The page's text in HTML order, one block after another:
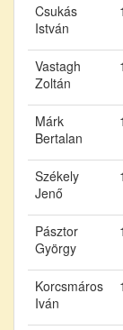
Csukás
István
Vastagh
Zoltán
Márk
Bertalan
Székely
Jenő
Pásztor
György
Korcsmáros
Iván